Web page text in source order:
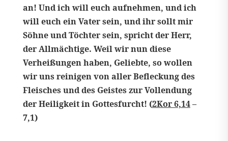
an! Und ich will euch aufnehmen, und ich
will euch ein Vater sein, und ihr sollt mir
Söhne und Töchter sein, spricht der Herr,
der Allmächtige. Weil wir nun diese
Verheißungen haben, Geliebte, so wollen
wir uns reinigen von aller Befleckung des
Fleisches und des Geistes zur Vollendung
der Heiligkeit in Gottesfurcht! (2Kor 6,14–
7,1)